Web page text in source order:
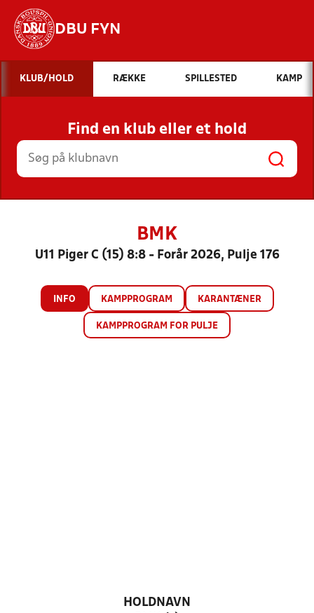
DBU FYN
Hvad vil du søge efter?
INDHOLD OG NYHEDER
STILLINGER, RESULTATER, KLUBBER OG
HOLD
KLUB/HOLD RÆKKE SPILLESTED KAMP
Find en klub eller et hold
BMK
U11 Piger C (15) 8:8 - Forår 2026, Pulje 176
INFO KAMPPROGRAM KARANTÆNER
KAMPPROGRAM FOR PULJE
HOLDNAVN